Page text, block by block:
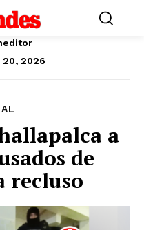
20, 2026
a
de
recluso